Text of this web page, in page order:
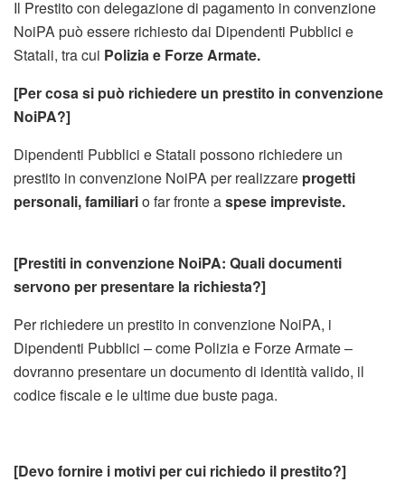
Il Prestito con delegazione di pagamento in convenzione
NoiPA può essere richiesto dai Dipendenti Pubblici e
Statali, tra cui Polizia e Forze Armate.
[Per cosa si può richiedere un prestito in convenzione
NoiPA?]
Dipendenti Pubblici e Statali possono richiedere un
prestito in convenzione NoiPA per realizzare progetti
personali, familiario far fronte aspese impreviste.
[Prestiti in convenzione NoiPA: Quali documenti
servono per presentare la richiesta?]
Per richiedere un prestito in convenzione NoiPA, i
Dipendenti Pubblici – come Polizia e Forze Armate –
dovranno presentare un documento di identità valido, il
codice fiscale e le ultime due buste paga.
[Devo fornire i motivi per cui richiedo il prestito?]